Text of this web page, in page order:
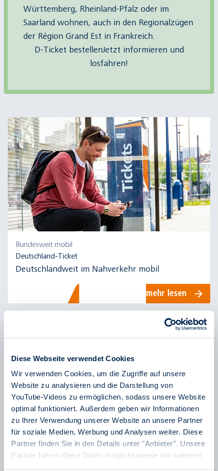
Diese Webseite verwendet Cookies
Wir verwenden Cookies, um die Zugriffe auf unsere
Website zu analysieren und die Darstellung von
YouTube-Videos zu ermöglichen, sodass unsere Website
optimal funktioniert. Außerdem geben wir Informationen
zu Ihrer Verwendung unserer Website an unsere Partner
für soziale Medien, Werbung und Analysen weiter. Diese
Partner finden Sie in den Details unter "Anbieter". Unsere
Partner führen diese Daten möglicherweise mit weiteren
Württemberg, Rheinland-Pfalz oder im
Saarland wohnen, auch in den Regionalzügen
der Région Grand Est in Frankreich.
D-Ticket bestellenJetzt informieren und
losfahren!
Bundesweit mobil
Deutschland-Ticket
Deutschlandweit im Nahverkehr mobil
mehr lesen
Arbeitnehmerinnen und Arbeitnehmer
D-Ticket Job